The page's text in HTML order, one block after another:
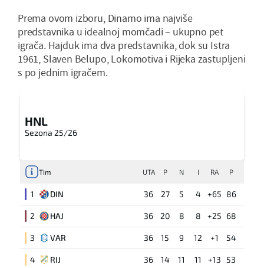
Prema ovom izboru, Dinamo ima najviše
predstavnika u idealnoj momčadi – ukupno pet
igrača. Hajduk ima dva predstavnika, dok su Istra
1961, Slaven Belupo, Lokomotiva i Rijeka zastupljeni
s po jednim igračem.
HNL
Sezona 25/26
Tim UTA P N I RA P
1 DIN 36 27 5 4 +65 86
2 HAJ 36 20 8 8 +25 68
3 VAR 36 15 9 12 +1 54
4 RIJ 36 14 11 11 +13 53